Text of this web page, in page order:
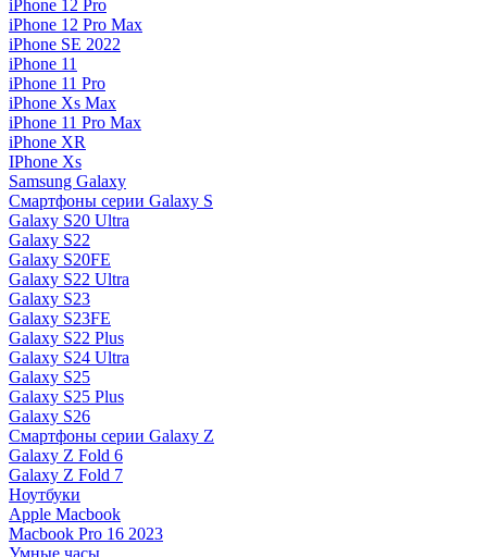
iPhone 12 Pro
iPhone 12 Pro Max
iPhone SE 2022
iPhone 11
iPhone 11 Pro
iPhone Xs Max
iPhone 11 Pro Max
iPhone XR
IPhone Xs
Samsung Galaxy
Смартфоны серии Galaxy S
Galaxy S20 Ultra
Galaxy S22
Galaxy S20FE
Galaxy S22 Ultra
Galaxy S23
Galaxy S23FE
Galaxy S22 Plus
Galaxy S24 Ultra
Galaxy S25
Galaxy S25 Plus
Galaxy S26
Смартфоны серии Galaxy Z
Galaxy Z Fold 6
Galaxy Z Fold 7
Ноутбуки
Apple Macbook
Macbook Pro 16 2023
Умные часы